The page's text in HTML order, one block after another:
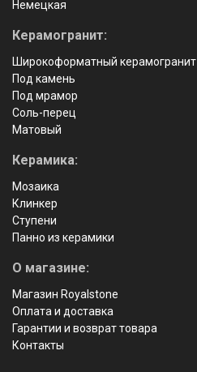
Немецкая
Керамогранит:
Широкоформатный керамогранит
Под камень
Под мрамор
Соль-перец
Матовый
Керамика:
Мозаика
Клинкер
Ступени
Панно из керамики
О магазине:
Магазин Royalstone
Оплата и доставка
Гарантии и возврат товара
Контакты